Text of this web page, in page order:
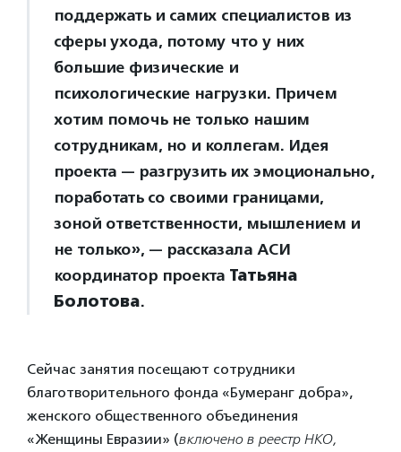
поддержать и самих специалистов из
сферы ухода, потому что у них
большие физические и
психологические нагрузки. Причем
хотим помочь не только нашим
сотрудникам, но и коллегам. Идея
проекта — разгрузить их эмоционально,
поработать со своими границами,
зоной ответственности, мышлением и
не только», — рассказала АСИ
координатор проекта Татьяна
Болотова.
Сейчас занятия посещают сотрудники
благотворительного фонда «Бумеранг добра»,
женского общественного объединения
«Женщины Евразии» (включено в реестр НКО,